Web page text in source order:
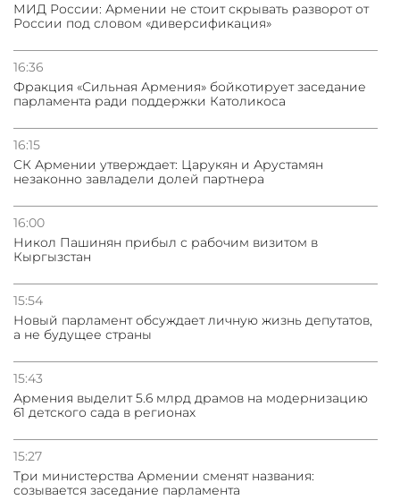
МИД России: Армении не стоит скрывать разворот от
России под словом «диверсификация»
16:36
Фракция «Сильная Армения» бойкотирует заседание
парламента ради поддержки Католикоса
16:15
СК Армении утверждает: Царукян и Арустамян
незаконно завладели долей партнера
16:00
Никол Пашинян прибыл с рабочим визитом в
Кыргызстан
15:54
Новый парламент обсуждает личную жизнь депутатов,
а не будущее страны
15:43
Армения выделит 5.6 млрд драмов на модернизацию
61 детского сада в регионах
15:27
Три министерства Армении сменят названия:
созывается заседание парламента
31.07.2026
условии прекращения огня